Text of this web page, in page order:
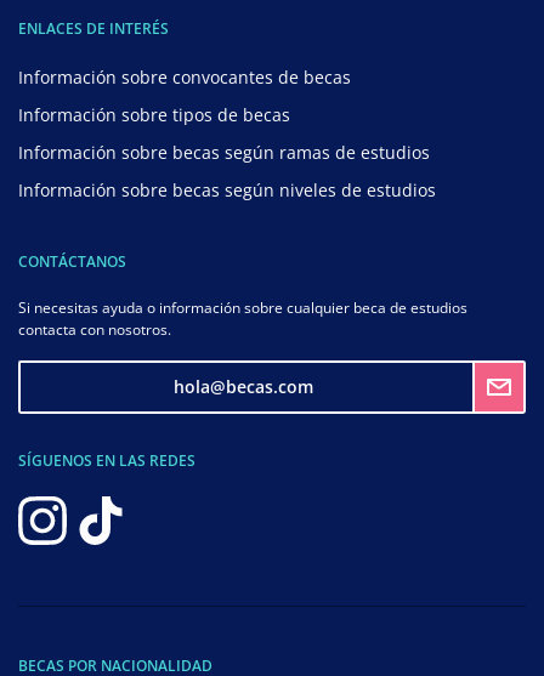
ENLACES DE INTERÉS
Información sobre convocantes de becas
Información sobre tipos de becas
Información sobre becas según ramas de estudios
Información sobre becas según niveles de estudios
CONTÁCTANOS
Si necesitas ayuda o información sobre cualquier beca de estudios
contacta con nosotros.
hola@becas.com
SÍGUENOS EN LAS REDES
BECAS POR NACIONALIDAD